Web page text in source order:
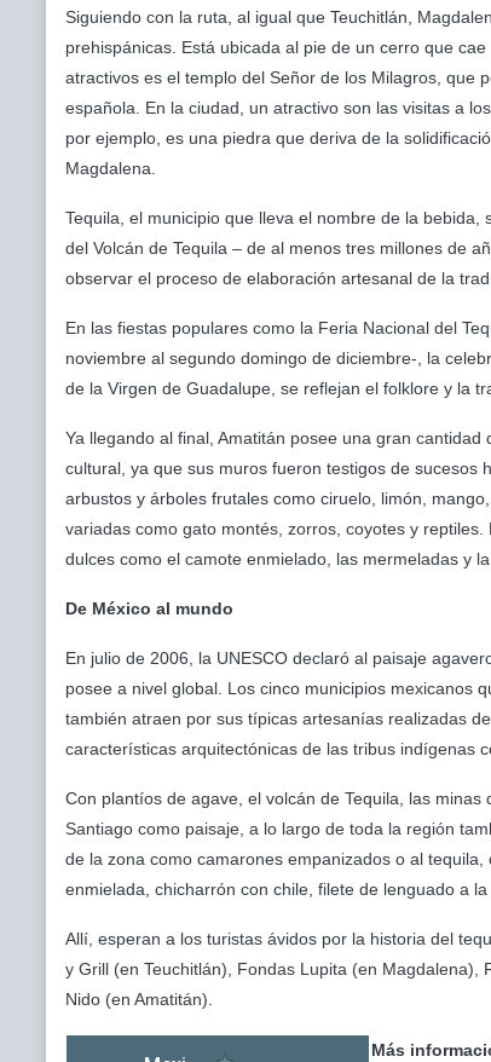
Siguiendo con la ruta, al igual que Teuchitlán,
prehispánicas. Está ubicada al pie de un cerro que
atractivos es el templo del Señor de los Milagros, que
española. En la ciudad, un atractivo son las visitas a
por ejemplo, es una piedra que deriva de la
Magdalena.
Tequila, el municipio que lleva el nombre de la
del Volcán de Tequila – de al menos tres millones de
observar el proceso de elaboración artesanal de la
En las fiestas populares como la Feria Nacional del
noviembre al segundo domingo de diciembre-, la
de la Virgen de Guadalupe, se reflejan el folklore y la
Ya llegando al final, Amatitán posee una gran
cultural, ya que sus muros fueron testigos de sucesos
arbustos y árboles frutales como ciruelo, limón,
variadas como gato montés, zorros, coyotes y
dulces como el camote enmielado, las mermeladas y
De México al mundo
En julio de 2006, la UNESCO declaró al paisaje
posee a nivel global. Los cinco municipios mexicanos
también atraen por sus típicas artesanías realizadas
características arquitectónicas de las tribus indígenas
Con plantíos de agave, el volcán de Tequila, las
Santiago como paisaje, a lo largo de toda la región
de la zona como camarones empanizados o al
enmielada, chicharrón con chile, filete de lenguado a
Allí, esperan a los turistas ávidos por la historia del
y Grill (en Teuchitlán), Fondas Lupita (en Magdalena),
Nido (en Amatitán).
Más